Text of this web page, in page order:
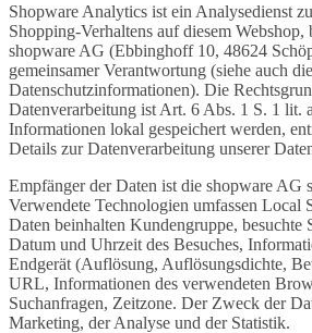
Shopware Analytics ist ein Analysedienst
Shopping-Verhaltens auf diesem Webshop,
shopware AG (Ebbinghoff 10, 48624
gemeinsamer Verantwortung (siehe auch die
Datenschutzinformationen). Die
Datenverarbeitung ist Art. 6 Abs. 1 S. 1 lit.
Informationen lokal gespeichert werden,
Details zur Datenverarbeitung unserer
Empfänger der Daten ist die shopware AG
Verwendete Technologien umfassen Local
Daten beinhalten Kundengruppe, besuchte
Datum und Uhrzeit des Besuches,
Endgerät (Auflösung, Auflösungsdichte,
URL, Informationen des verwendeten
Suchanfragen, Zeitzone. Der Zweck der
Marketing, der Analyse und der Statistik.